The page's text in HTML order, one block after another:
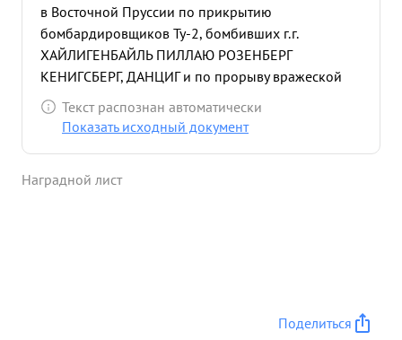
в Восточной Пруссии по прикрытию
бомбардировщиков Ту-2, бомбивших г.г.
ХАЙЛИГЕНБАЙЛЬ ПИЛЛАЮ РОЗЕНБЕРГ
КЕНИГСБЕРГ, ДАНЦИГ и по прорыву вражеской
обороны на подступах к БЕРЛИНУ и на город
БЕРЛИН. Всего в этих операциях провел 20
командования. Воздушно-стрелковая и
Текст распознан автоматически
Показать исходный документ
Наградной лист
Поделиться